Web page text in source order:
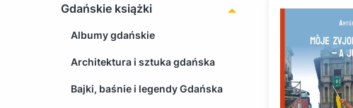
Gdańskie książki
Albumy gdańskie
Architektura i sztuka gdańska
Bajki, baśnie i legendy Gdańska